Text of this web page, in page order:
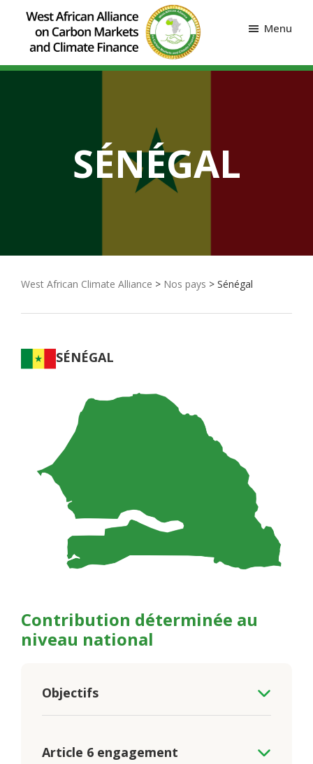
Menu
SÉNÉGAL
West African Climate Alliance > Nos pays > Sénégal
SÉNÉGAL
Contribution déterminée au
niveau national
Objectifs
Article 6 engagement